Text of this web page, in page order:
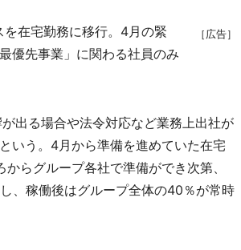
［広告］
在宅勤務に移行。4月の緊
優先事業」に関わる社員のみ
出る場合や法令対応など業務上出社が
いう。4月から準備を進めていた在宅
らグループ各社で準備ができ次第、
、稼働後はグループ全体の40％が常時